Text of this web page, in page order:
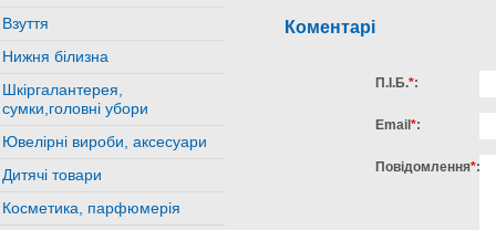
Взуття
Нижня білизна
Шкіргалантерея,
сумки,головні убори
Ювелірні вироби, аксесуари
Дитячі товари
Косметика, парфюмерія
Коментарі
П.І.Б.*:
Email *:
Повідомлення*: